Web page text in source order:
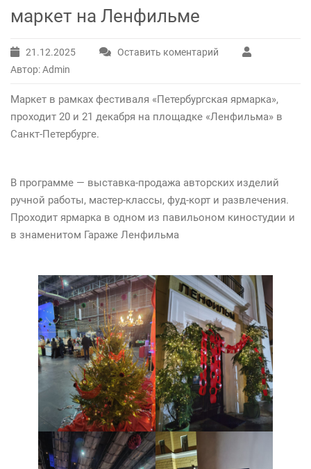
маркет на Ленфильме
21.12.2025
Оставить коментарий
Автор: Admin
Маркет в рамках фестиваля «Петербургская ярмарка»,
проходит 20 и 21 декабря на площадке «Ленфильма» в
Санкт-Петербурге.
В программе — выставка-продажа авторских изделий
ручной работы, мастер-классы, фуд-корт и развлечения.
Проходит ярмарка в одном из павильоном киностудии и
в знаменитом Гараже Ленфильма